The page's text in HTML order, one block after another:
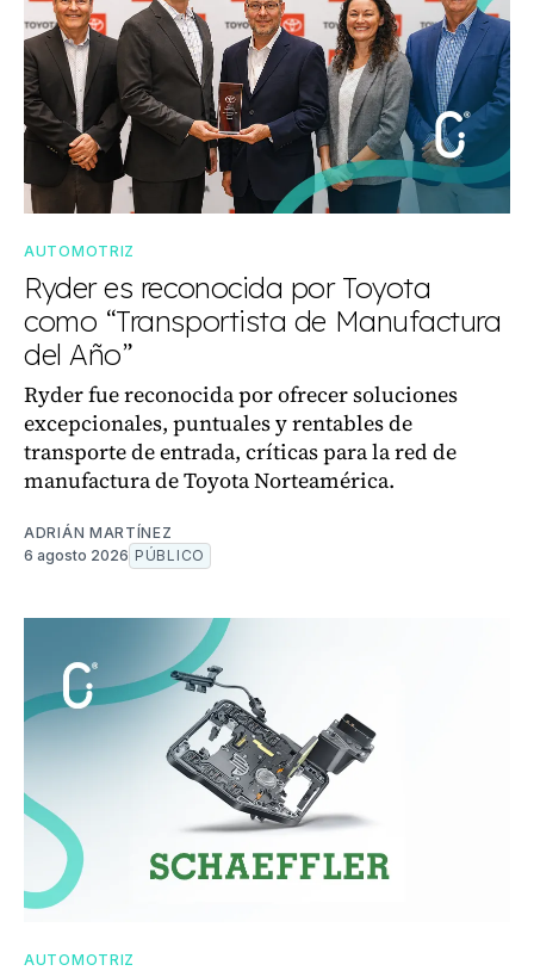
AUTOMOTRIZ
Ryder es reconocida por Toyota
como “Transportista de Manufactura
del Año”
Ryder fue reconocida por ofrecer soluciones
excepcionales, puntuales y rentables de
transporte de entrada, críticas para la red de
manufactura de Toyota Norteamérica.
ADRIÁN MARTÍNEZ
6 agosto 2026 PÚBLICO
AUTOMOTRIZ